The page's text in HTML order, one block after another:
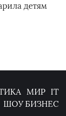
детям
МИР IT
ШОУ БИЗНЕС